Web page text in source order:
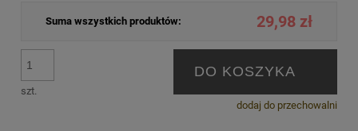
Suma wszystkich produktów: 29,98 zł
szt.
DO KOSZYKA
dodaj do przechowalni